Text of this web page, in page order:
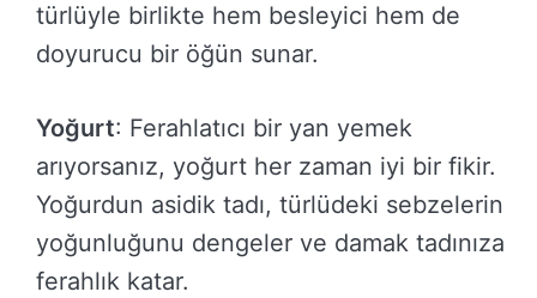
türlüyle birlikte hem besleyici hem de
doyurucu bir öğün sunar.
Yoğurt: Ferahlatıcı bir yan yemek
arıyorsanız, yoğurt her zaman iyi bir fikir.
Yoğurdun asidik tadı, türlüdeki sebzelerin
yoğunluğunu dengeler ve damak tadınıza
ferahlık katar.